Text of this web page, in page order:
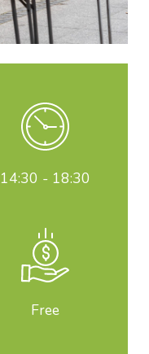
14:30 - 18:30
Free